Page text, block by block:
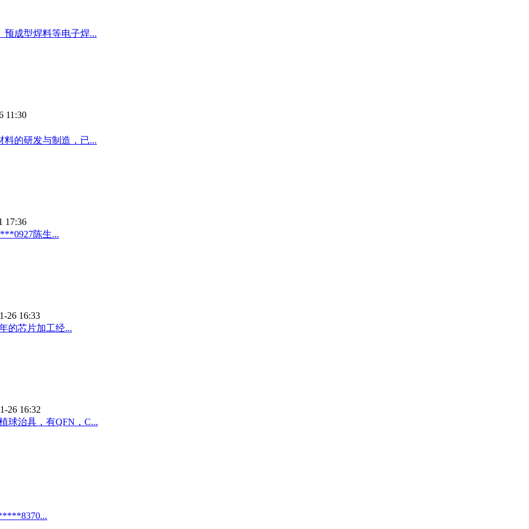
成型焊料等电子焊...
11:30
料的研发与制造，已...
17:36
陈生...
26 16:33
的芯片加工经...
26 16:32
球治具，有QFN，C...